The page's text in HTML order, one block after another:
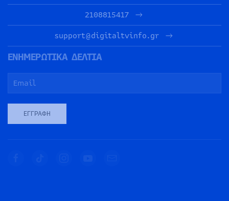
2108815417
support@digitaltvinfo.gr
ΕΝΗΜΕΡΩΤΙΚΑ ΔΕΛΤΙΑ
ΕΓΓΡΑΦΉ